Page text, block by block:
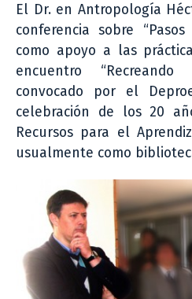
El Dr. en Antropología
conferencia sobre
como apoyo a las
encuentro
convocado por el
celebración de los 20
Recursos para el
usualmente como